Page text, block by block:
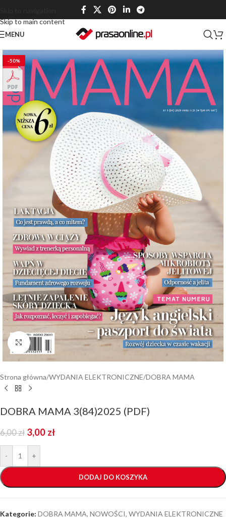
Skip to main content
MENU
-50%
Kliknij aby powiększyć
Strona główna/WYDANIA ELEKTRONICZNE/DOBRA MAMA
DOBRA MAMA 3(84)2025 (PDF)
6,00zł 3,00 zł
- +
DODAJ DO KOSZYKA
Kategorie: DOBRA MAMA, NOWOŚCI, WYDANIA ELEKTRONICZNE